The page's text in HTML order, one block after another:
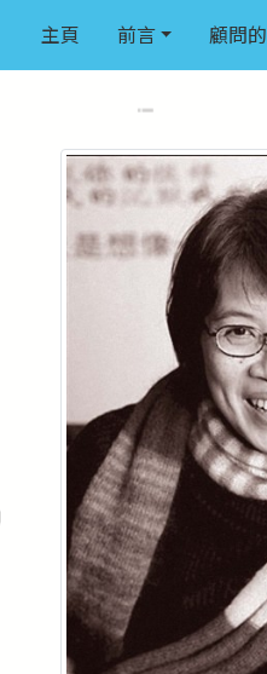
主頁 前言 顧問